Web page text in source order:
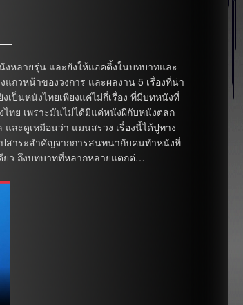
งหลายรุ่น และยังให้แอคติ้งในบทบาทและ
ถวหน้าของวงการ และผลงาน 5 เรื่องที่น่า
ป็นหนังไทยเพียงแค่ไม่กี่เรื่อง ที่มีบทหนังที่
ทย เพราะมันไม่ได้มีแค่หนังผีกับหนังตลก
ละดูเหมือนว่า แมนสรวง เรื่องนี้ได้ปูทาง
ปสาระสำคัญจากการสนทนากับคนทำหนังที่
ยว ถึงบทบาทที่หลากหลายแตกต่…